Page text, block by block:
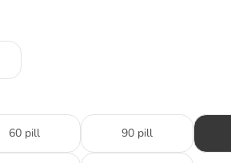
60 pill 90 pill